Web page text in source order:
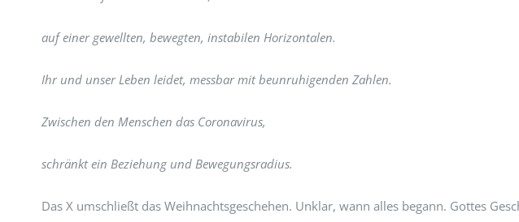
auf einer gewellten, bewegten, instabilen Horizontalen.
Ihr und unser Leben leidet, messbar mit beunruhigenden Zahlen.
Zwischen den Menschen das Coronavirus,
schränkt ein Beziehung und Bewegungsradius.
Das X umschließt das Weihnachtsgeschehen. Unklar, wann alles begann. Gottes